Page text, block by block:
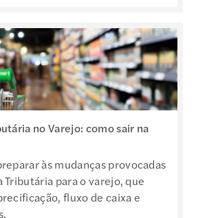
no Varejo: como sair na
às mudanças provocadas
Tributária para o varejo, que
fluxo de caixa e